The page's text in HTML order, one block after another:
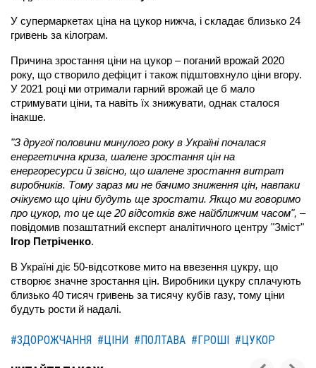
У супермаркетах ціна на цукор нижча, і складає близько 24
гривень за кілограм.
Причина зростання ціни на цукор – поганий врожай 2020
року, що створило дефіцит і також підштовхнуло ціни вгору.
У 2021 році ми отримали гарний врожай це б мало
стримувати ціни, та навіть їх знижувати, однак сталося
інакше.
"З другої половини минулого року в Україні почалася
енергетична криза, шалене зростання цін на
енергоресурси й звісно, що шалене зростання витрат
виробників. Тому зараз ми не бачимо зниження цін, навпаки
очікуємо що ціни будуть ще зростати. Якщо ми говоримо
про цукор, то це ще 20 відсотків вже найближчим часом", –
повідомив позаштатний експерт аналітичного центру "Зміст"
Ігор Петріченко.
В Україні діє 50-відсоткове мито на ввезення цукру, що
створює значне зростання цін. Виробники цукру сплачують
близько 40 тисяч гривень за тисячу кубів газу, тому ціни
будуть рости й надалі.
#ЗДОРОЖЧАННЯ #ЦІНИ #ПОЛТАВА #ГРОШІ #ЦУКОР